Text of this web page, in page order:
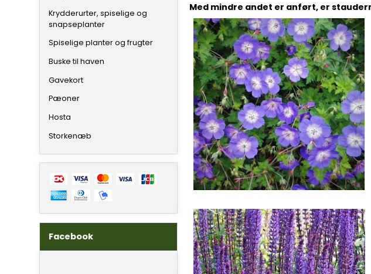
Krydderurter, spiselige og
snapseplanter
Spiselige planter og frugter
Buske til haven
Gavekort
Pæoner
Hosta
Storkenæb
Facebook
Med mindre andet er anført, er